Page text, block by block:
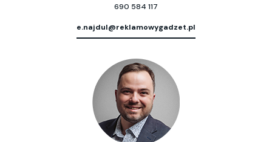
690 584 117
e.najdul@reklamowygadzet.pl